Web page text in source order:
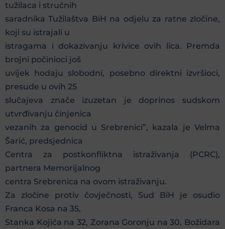
tužilaca i stručnih
saradnika Tužilaštva BiH na odjelu za ratne zločine,
koji su istrajali u
istragama i dokazivanju krivice ovih lica. Premda
brojni počinioci još
uvijek hodaju slobodni, posebno direktni izvršioci,
presude u ovih 25
slučajeva znače izuzetan je doprinos sudskom
utvrđivanju činjenica
vezanih za genocid u Srebrenici”, kazala je Velma
Šarić, predsjednica
Centra za postkonfliktna istraživanja (PCRC),
partnera Memorijalnog
centra Srebrenica na ovom istraživanju.
Za zločine protiv čovječnosti, Sud BiH je osudio
Franca Kosa na 35,
Stanka Kojića na 32, Zorana Goronju na 30, Božidara